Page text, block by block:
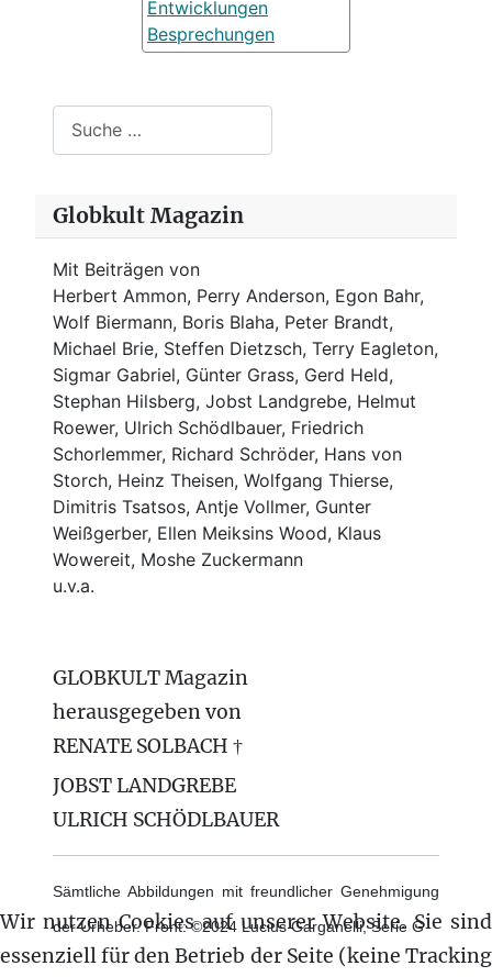
Entwicklungen
Besprechungen
Globkult Magazin
Mit Beiträgen von
Herbert Ammon, Perry Anderson, Egon Bahr,
Wolf Biermann, Boris Blaha, Peter Brandt,
Michael Brie, Steffen Dietzsch, Terry Eagleton,
Sigmar Gabriel, Günter Grass, Gerd Held,
Stephan Hilsberg, Jobst Landgrebe, Helmut
Roewer, Ulrich Schödlbauer, Friedrich
Schorlemmer, Richard Schröder, Hans von
Storch, Heinz Theisen, Wolfgang Thierse,
Dimitris Tsatsos, Antje Vollmer, Gunter
Weißgerber, Ellen Meiksins Wood, Klaus
Wowereit, Moshe Zuckermann
u.v.a.
GLOBKULT Magazin
herausgegeben von
RENATE SOLBACH †
JOBST LANDGREBE
ULRICH SCHÖDLBAUER
Sämtliche Abbildungen mit freundlicher Genehmigung
der Urheber. Front: ©2024 Lucius Garganelli, Serie G
Wir nutzen Cookies auf unserer Website. Sie sind
essenziell für den Betrieb der Seite (keine Tracking